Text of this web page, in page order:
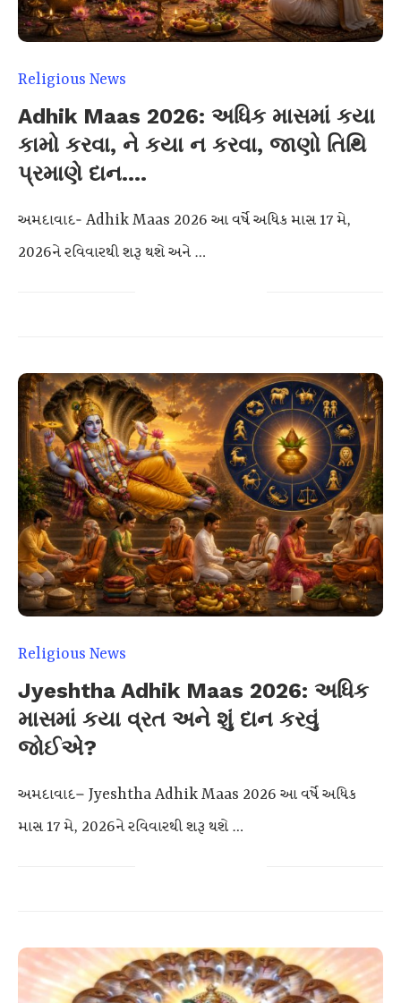
Religious News
Adhik Maas 2026: અધિક માસમાં કયા
કામો કરવા, ને કયા ન કરવા, જાણો તિથિ
પ્રમાણે દાન….
અમદાવાદ- Adhik Maas 2026 આ વર્ષે અધિક માસ 17 મે,
2026ને રવિવારથી શરૂ થશે અને …
Religious News
Jyeshtha Adhik Maas 2026: અધિક
માસમાં કયા વ્રત અને શું દાન કરવું
જોઈએ?
અમદાવાદ– Jyeshtha Adhik Maas 2026 આ વર્ષે અધિક
માસ 17 મે, 2026ને રવિવારથી શરૂ થશે …